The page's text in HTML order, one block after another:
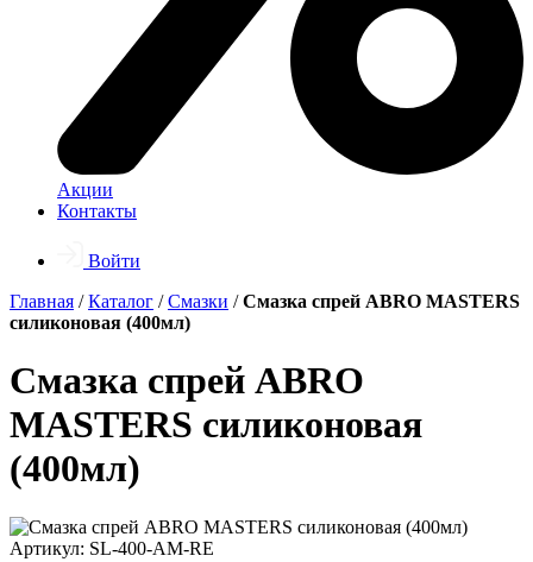
Акции
Контакты
Войти
Главная /Каталог /Смазки /Смазка спрей ABRO MASTERS
силиконовая (400мл)
Смазка спрей ABRO
MASTERS силиконовая
(400мл)
Артикул: SL-400-AM-RE